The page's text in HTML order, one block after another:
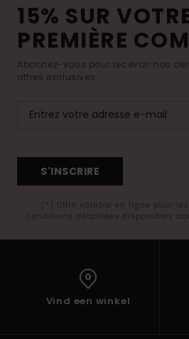
15% SUR
PREMIÈRE
Abonnez-vous pour recevoir nos
offres exclusives.
S'INSCRIRE
(*) Offre valable en ligne pour
Conditions détaillées disponibles
Vind een winkel